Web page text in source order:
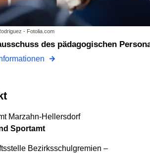
- Fotolia.com
des pädagogischen
Marzahn-Hellersdorf
Sportamt
Bezirksschulgremien –